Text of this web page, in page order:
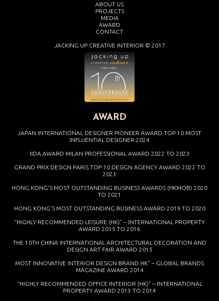
ABOUT US
PROJECTS
MEDIA
AWARD
CONTACT
JACKING UP CREATIVE INTERIOR © 2017
AWARD
JAPAN INTERNATIONAL DESIGNER PIONEER AWARD TOP 10 MOST
INFLUENTIAL DESIGNER 2024
IIDA AWARD MILAN PROFESSIONAL AWARD 2022 TO 2023
GRAND PRIX DESIGN PARIS TOP 10 DESIGN AGENCY AWARD 2022 TO
2023
HONG KONG'S MOST OUTSTANDING BUSINESS AWARDS (HKMOB) 2020
TO 2021
HONG KONG'S MOST OUTSTANDING BUSINESS AWARD 2019 TO 2020
“HIGHLY RECOMMENDED LEISURE (HK)” – INTERNATIONAL PROPERTY
AWARD 2015 TO 2016
THE 10TH CHINA INTERNATIONAL ARCHITECTURAL DECORATION AND
DESIGN ART FAIR AWARD 2015
MOST INNOVATIVE INTERIOR DESIGN BRAND HK” – GLOBAL BRANDS
MAGAZINE AWARD 2014
“HIGHLY RECOMMENDED OFFICE INTERIOR (HK)” – INTERNATIONAL
PROPERTY AWARD 2013 TO 2014